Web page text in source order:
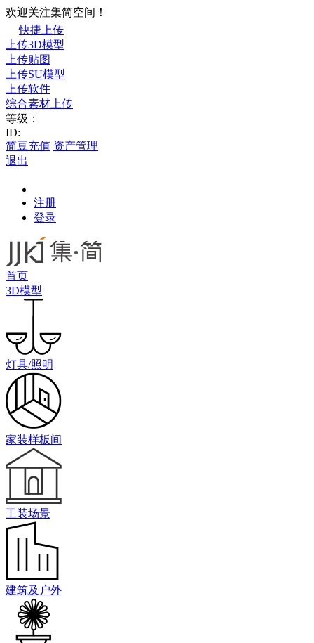
欢迎关注集简空间！
快捷上传
上传3D模型
上传贴图
上传SU模型
上传软件
综合素材上传
等级：
ID:
简豆充值 资产管理
退出
注册
登录
首页
3D模型
灯具/照明
家装样板间
工装场景
建筑及户外